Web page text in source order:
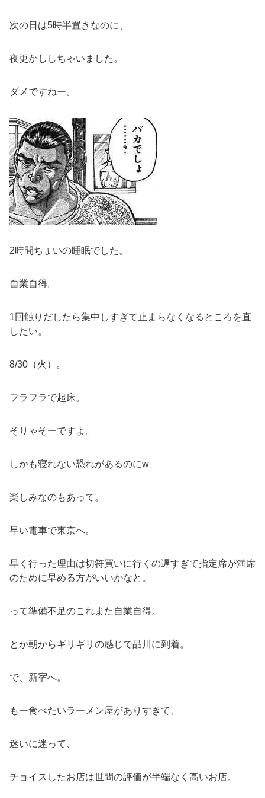
次の日は5時半置きなのに、
夜更かししちゃいました。
ダメですねー。
2時間ちょいの睡眠でした。
自業自得。
1回触りだしたら集中しすぎて止まらなくなるところを直
したい。
8/30（火）。
フラフラで起床。
そりゃそーですよ。
しかも寝れない恐れがあるのにw
楽しみなのもあって。
早い電車で東京へ。
早く行った理由は切符買いに行くの遅すぎて指定席が満席
のために早める方がいいかなと。
って準備不足のこれまた自業自得。
とか朝からギリギリの感じで品川に到着。
で、新宿へ。
もー食べたいラーメン屋がありすぎて、
迷いに迷って、
チョイスしたお店は世間の評価が半端なく高いお店。